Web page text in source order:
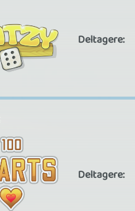
Deltagere:
Deltagere: